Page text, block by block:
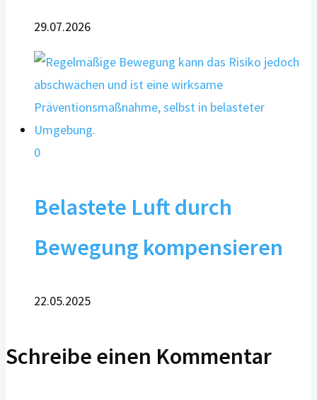
29.07.2026
0
Belastete Luft durch
Bewegung kompensieren
22.05.2025
Schreibe einen Kommentar